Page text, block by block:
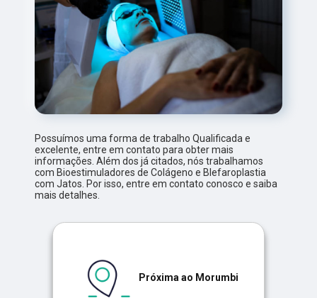
Possuímos uma forma de trabalho Qualificada e
excelente, entre em contato para obter mais
informações. Além dos já citados, nós trabalhamos
com Bioestimuladores de Colágeno e Blefaroplastia
com Jatos. Por isso, entre em contato conosco e saiba
mais detalhes.
Próxima ao Morumbi